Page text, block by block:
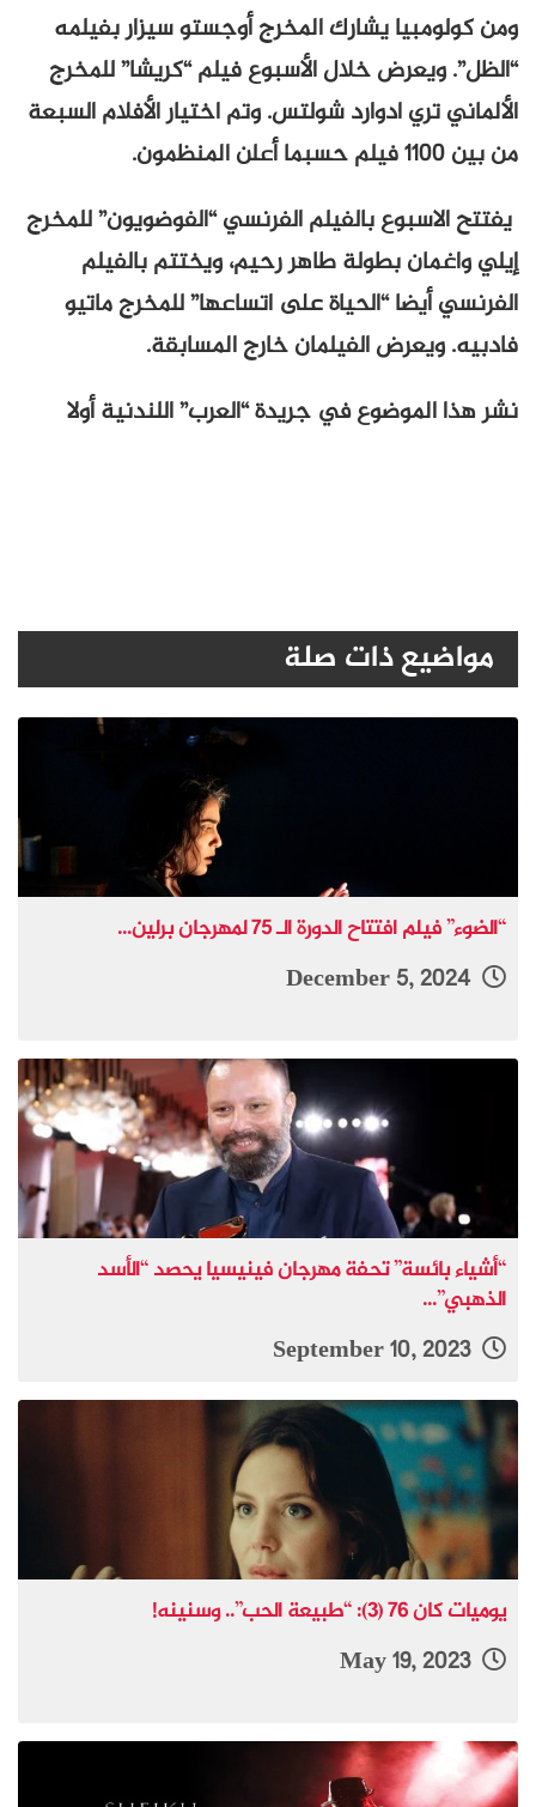
ومن كولومبيا يشارك المخرج أوجستو سيزار بفيلمه
“الظل”. ويعرض خلال الأسبوع فيلم “كريشا” للمخرج
الألماني تري ادوارد شولتس. وتم اختيار الأفلام السبعة
من بين 1100 فيلم حسبما أعلن المنظمون.
يفتتح الاسبوع بالفيلم الفرنسي “الفوضويون” للمخرج
إيلي واغمان بطولة طاهر رحيم، ويختتم بالفيلم
الفرنسي أيضا “الحياة على اتساعها” للمخرج ماتيو
فادبيه. ويعرض الفيلمان خارج المسابقة.
نشر هذا الموضوع في جريدة “العرب” اللندنية أولا
مواضيع ذات صلة
“الضوء” فيلم افتتاح الدورة الـ 75 لمهرجان برلين...
“أشياء بائسة” تحفة مهرجان فينيسيا يحصد “الأسد
الذهبي”...
September 10, 2023
يوميات كان 76 (3): “طبيعة الحب”.. وسنينه!
May 19, 2023